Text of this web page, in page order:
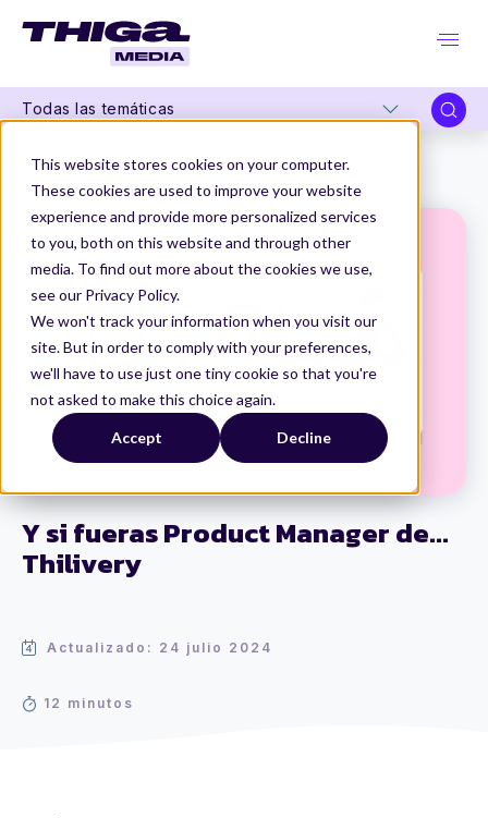
This website stores cookies on your computer.
These cookies are used to improve your website
experience and provide more personalized services
to you, both on this website and through other
media. To find out more about the cookies we use,
see our Privacy Policy.
We won't track your information when you visit our
site. But in order to comply with your preferences,
we'll have to use just one tiny cookie so that you're
not asked to make this choice again.
Accept Decline
Todas las temáticas
Y si fueras Product Manager de...
Thilivery
Actualizado: 24 julio 2024
12 minutos
Thiga Media
Product Management